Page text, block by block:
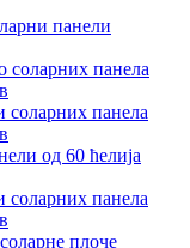
панели
соларних панела
соларних панела
од 60 ћелија
соларних панела
плоче